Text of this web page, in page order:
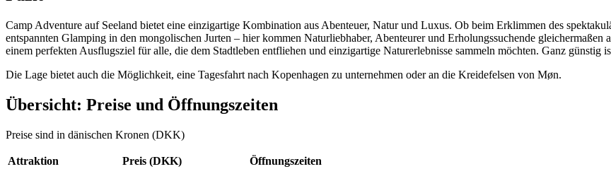
Camp Adventure auf Seeland bietet eine einzigartige Kombination aus Abenteuer, Natur und Luxus. Ob beim Erklimmen des
entspannten Glamping in den mongolischen Jurten – hier kommen Naturliebhaber, Abenteurer und Erholungssuchende
einem perfekten Ausflugsziel für alle, die dem Stadtleben entfliehen und einzigartige Naturerlebnisse sammeln möchten. Ganz günstig
Die Lage bietet auch die Möglichkeit, eine Tagesfahrt nach Kopenhagen zu unternehmen oder an die Kreidefelsen von Møn.
Übersicht: Preise und Öffnungszeiten
Preise sind in dänischen Kronen (DKK)
Attraktion Preis (DKK)
Öffnungszeiten